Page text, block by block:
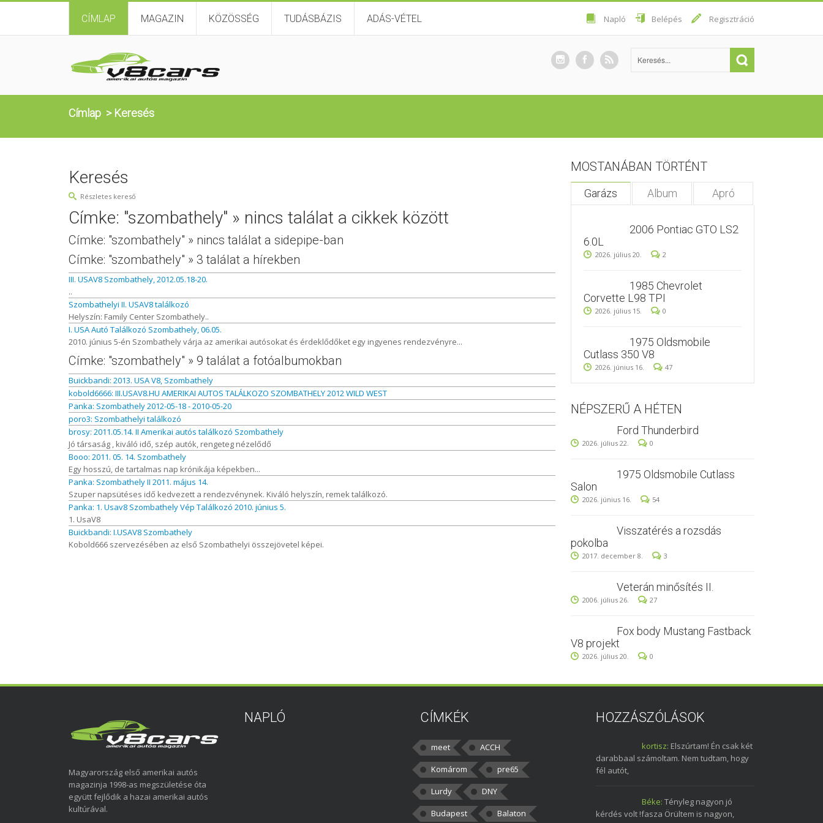
CÍMLAP MAGAZIN KÖZÖSSÉG TUDÁSBÁZIS ADÁS-VÉTEL Napló Belépés Regisztráció
Címlap > Keresés
Keresés
Részletes kereső
Címke: "szombathely" » nincs találat a cikkek között
Címke: "szombathely" » nincs találat a sidepipe-ban
Címke: "szombathely" » 3 találat a hírekben
III. USAV8 Szombathely, 2012.05.18-20.
..
Szombathelyi II. USAV8 találkozó
Helyszín: Family Center Szombathely..
I. USA Autó Találkozó Szombathely, 06.05.
2010. június 5-én Szombathely várja az amerikai autósokat és érdeklődőket egy ingyenes rendezvényre...
Címke: "szombathely" » 9 találat a fotóalbumokban
Buickbandi: 2013. USA V8, Szombathely
kobold6666: III.USAV8.HU AMERIKAI AUTOS TALÁLKOZO SZOMBATHELY 2012 WILD WEST
Panka: Szombathely 2012-05-18 - 2010-05-20
poro3: Szombathelyi találkozó
brosy: 2011.05.14. II Amerikai autós találkozó Szombathely
Jó társaság , kiváló idő, szép autók, rengeteg nézelődő
Booo: 2011. 05. 14. Szombathely
Egy hosszú, de tartalmas nap krónikája képekben...
Panka: Szombathely II 2011. május 14.
Szuper napsütéses idő kedvezett a rendezvénynek. Kiváló helyszín, remek találkozó.
Panka: 1. Usav8 Szombathely Vép Találkozó 2010. június 5.
1. UsaV8
Buickbandi: I.USAV8 Szombathely
Kobold666 szervezésében az első Szombathelyi összejövetel képei.
MOSTANÁBAN TÖRTÉNT
Garázs Album Apró
2006 Pontiac GTO LS2
6.0L
2026. július 20. 2
1985 Chevrolet
Corvette L98 TPI
2026. július 15. 0
1975 Oldsmobile
Cutlass 350 V8
2026. június 16. 47
NÉPSZERŰ A HÉTEN
Ford Thunderbird
2026. július 22. 0
1975 Oldsmobile Cutlass
Salon
2026. június 16. 54
Visszatérés a rozsdás
pokolba
2017. december 8. 3
Veterán minősítés II.
2006. július 26. 27
Fox body Mustang Fastback
V8 projekt
2026. július 20. 0
Magyarország első amerikai autós
magazinja 1998-as megszületése óta
együtt fejlődik a hazai amerikai autós
kultúrával.
NAPLÓ CÍMKÉK
meet
ACCH
Komárom
pre65
Lurdy
DNY
Budapest
Balaton
HOZZÁSZÓLÁSOK
kortisz: Elszúrtam! Én csak két
darabbaal számoltam. Nem tudtam, hogy
fél autót,
Béke: Tényleg nagyon jó
kérdés volt !fasza Örültem is nagyon,